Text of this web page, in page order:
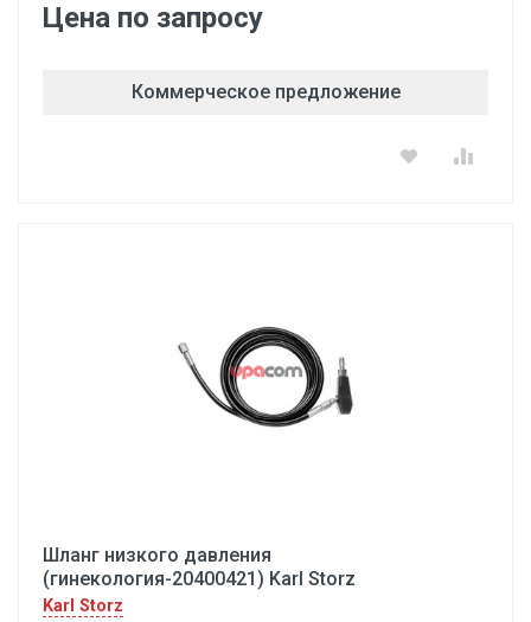
Цена по запросу
Коммерческое предложение
Шланг низкого давления
(гинекология-20400421) Karl Storz
Karl Storz